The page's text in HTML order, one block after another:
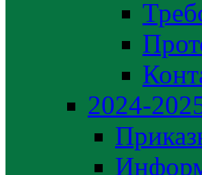
2024-